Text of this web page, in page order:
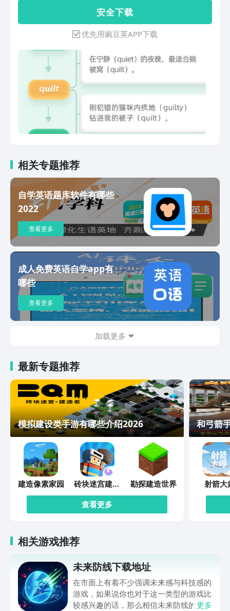
方式帮你记住。【科学的复习】在例句场
景中复习单词，这是一种更符合记忆规律
的复习方式，让记住的单词不容易忘记。
另外，还提供了丰富的加练方式，包括听
音辨意、全拼练习、听音复习等方式。
【数据统计】有较全面的学习数据，让你
随时了解自己的学习进度，包括你所背诵
的每一个单词的熟悉度、本次学习错误次
数和剩余待复习次数、累计学习单词、累
计学习时长、记忆曲线和毅力曲线等。
APP中的语法模块不同于传统英语语法教
语法体系主要的语法点都在一个框架图中
呈现，脉络清晰。2、从原理上讲透每个
语法知识点 让学习者知其然，也知其所
以然。3、拒绝死记硬背每个语法点在理
解的基础上记住。APP中的真题阅读：
1、我们提供了包括高中、四六级、考
研、雅思托福在内的真题供同学们阅读。
的同学，我们还提供每日的双语新闻和经
典的英文书籍。我们衷心地感谢各位同学
对我们的支持和信任。我们会不断迭代自
己的产品和内容，争取带给同学们更多英
语学习上的改善。我们的联系方式：知
乎：知米背单词客服QQ:2064269289邮
箱：zhimiabc@163.com
安 全 下 载
优先用豌豆荚APP下载
相关专题推荐
自学英语题库软件有哪些
2022
查看更多
成人免费英语自学app有
哪些
查看更多
加载更多
最新专题推荐
模拟建设类手游有哪些介绍2026
建造像素家园 砖块迷宫建造
者
勘探建造世界
查看更多
和弓箭
射箭大
相关游戏推荐
未来防线下载地址
在市面上有着不少强调未来感与科技感的
游戏，如果说你也对于这一类型的游戏比
较感兴趣的话，那么相信未来防线的名字
更多